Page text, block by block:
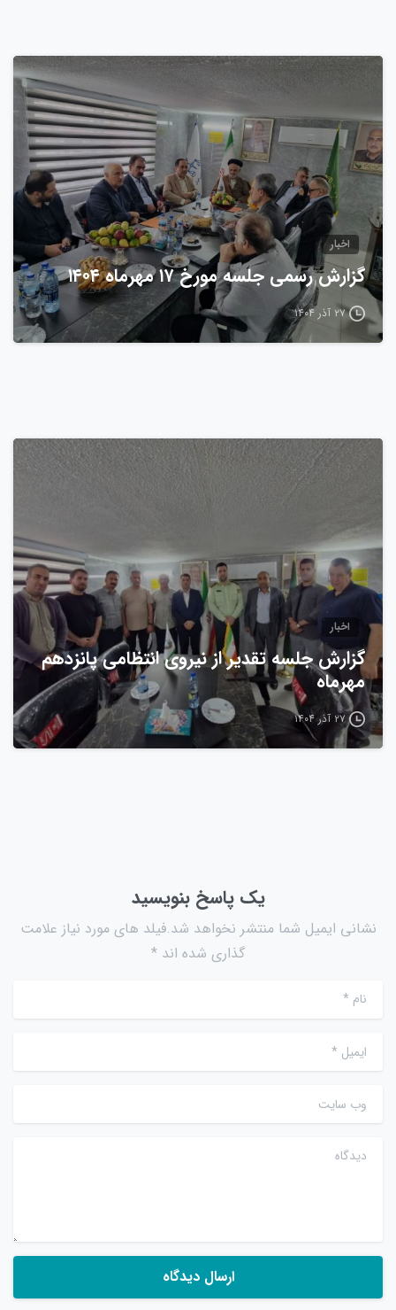
0
اخبار
گزارش رسمی جلسه مورخ ۱۷ مهرماه ۱۴۰۴
۲۷ آذر ۱۴۰۴
0
اخبار
گزارش جلسه تقدیر از نیروی انتظامی پانزدهم
مهرماه
۲۷ آذر ۱۴۰۴
یک پاسخ بنویسید
نشانی ایمیل شما منتشر نخواهد شد.فیلد های مورد نیاز علامت
گذاری شده اند *
نام*
ایمیل *
وب سایت
دیدگاه